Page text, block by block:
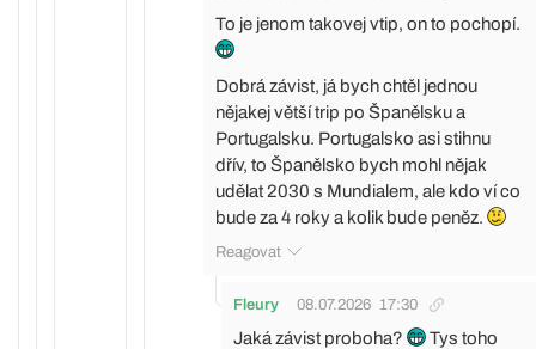
To je jenom takovej vtip, on to pochopí.
Dobrá závist, já bych chtěl jednou
nějakej větší trip po Španělsku a
Portugalsku. Portugalsko asi stihnu
dřív, to Španělsko bych mohl nějak
udělat 2030 s Mundialem, ale kdo ví co
bude za 4 roky a kolik bude peněz.
Reagovat
Fleury 08.07.2026 17:30
Jaká závist proboha?
Tys toho